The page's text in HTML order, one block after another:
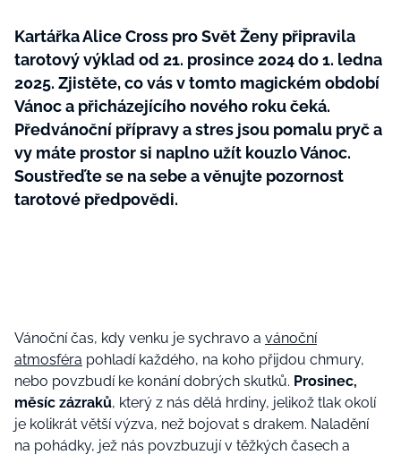
Kartářka Alice Cross pro Svět Ženy připravila
tarotový výklad od 21. prosince 2024 do 1. ledna
2025. Zjistěte, co vás v tomto magickém období
Vánoc a přicházejícího nového roku čeká.
Předvánoční přípravy a stres jsou pomalu pryč a
vy máte prostor si naplno užít kouzlo Vánoc.
Soustřeďte se na sebe a věnujte pozornost
tarotové předpovědi.
Vánoční čas, kdy venku je sychravo a vánoční
atmosféra pohladí každého, na koho přijdou chmury,
nebo povzbudí ke konání dobrých skutků. Prosinec,
měsíc zázraků, který z nás dělá hrdiny, jelikož tlak okolí
je kolikrát větší výzva, než bojovat s drakem. Naladění
na pohádky, jež nás povzbuzují v těžkých časech a